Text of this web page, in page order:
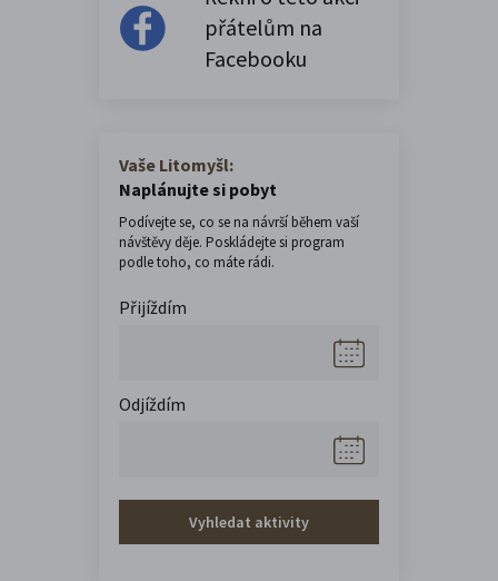
přátelům na
Facebooku
Vaše Litomyšl:
Naplánujte si pobyt
Podívejte se, co se na návrší během vaší
návštěvy děje. Poskládejte si program
podle toho, co máte rádi.
Přijíždím
Odjíždím
Vyhledat aktivity